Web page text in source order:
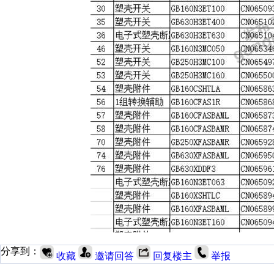
分享到： 收藏 邀请回答 回复楼主 举报